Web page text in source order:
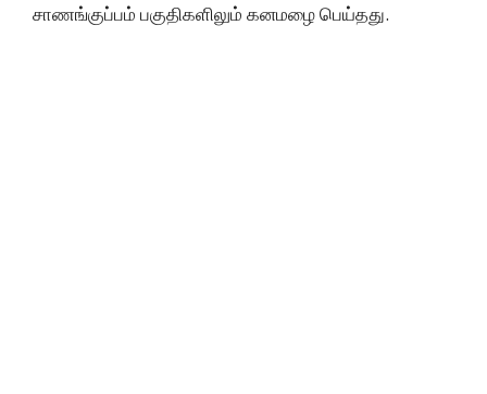
சாணங்குப்பம் பகுதிகளிலும் கனமழை பெய்தது.